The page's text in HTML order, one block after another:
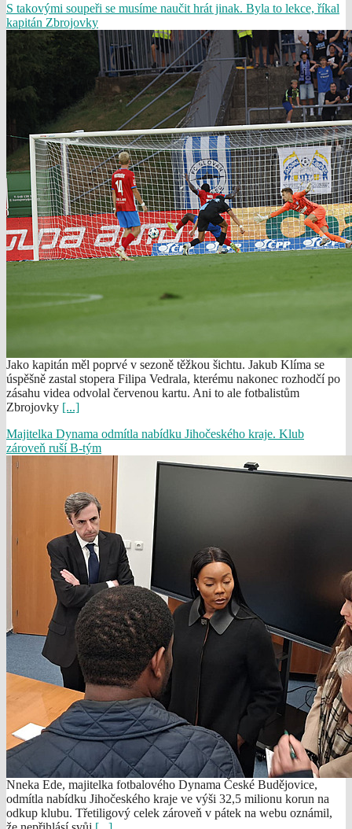
S takovými soupeři se musíme naučit hrát jinak. Byla to lekce, říkal
kapitán Zbrojovky
Jako kapitán měl poprvé v sezoně těžkou šichtu. Jakub Klíma se
úspěšně zastal stopera Filipa Vedrala, kterému nakonec rozhodčí po
zásahu videa odvolal červenou kartu. Ani to ale fotbalistům
Zbrojovky [...]
Majitelka Dynama odmítla nabídku Jihočeského kraje. Klub
zároveň ruší B-tým
Nneka Ede, majitelka fotbalového Dynama České Budějovice,
odmítla nabídku Jihočeského kraje ve výši 32,5 milionu korun na
odkup klubu. Třetiligový celek zároveň v pátek na webu oznámil,